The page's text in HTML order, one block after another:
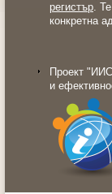
регистър.
конкретна
Проект
и